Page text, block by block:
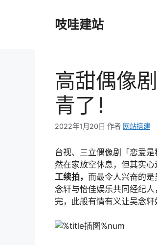
吱哇建站
高甜偶像
青了！
2022年1月20日 作者 网站搭建
台视、三立偶像剧「恋爱
然在家放空休息，但其实心
工续拍， 而最令人兴奋的
念轩与怡佳娱乐共同经纪
完，此般有情有义让吴念轩